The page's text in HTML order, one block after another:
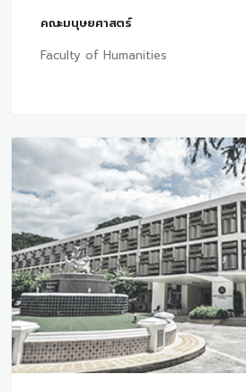
คณะมนุษยศาสตร์
Faculty of Humanities